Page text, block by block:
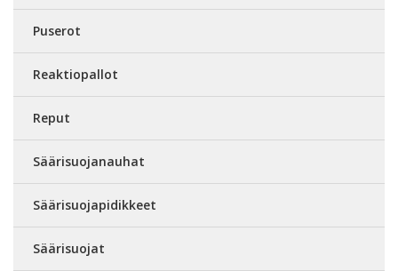
Puserot
Reaktiopallot
Reput
Säärisuojanauhat
Säärisuojapidikkeet
Säärisuojat